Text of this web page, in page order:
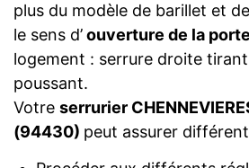
plus du modèle de barillet et
le sens d’ouverture de la porte
logement : serrure droite
poussant.
Votre serrurier
(94430) peut assurer